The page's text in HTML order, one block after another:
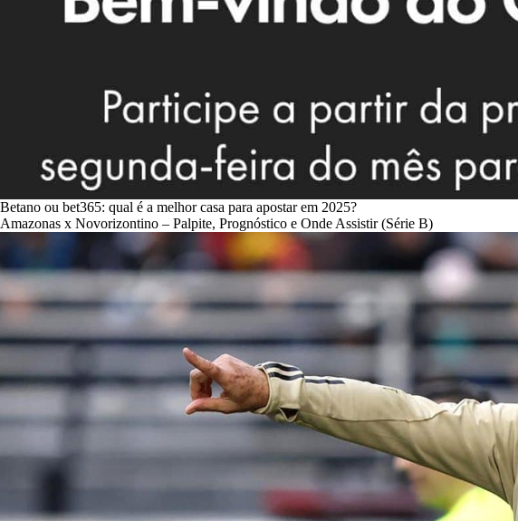
Betano ou bet365: qual é a melhor casa para apostar em 2025?
Amazonas x Novorizontino – Palpite, Prognóstico e Onde Assistir (Série B)